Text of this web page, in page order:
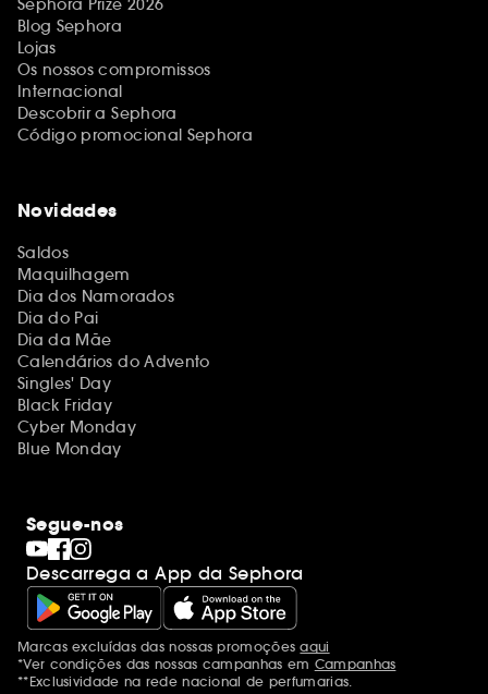
Sephora Prize 2026
Blog Sephora
Lojas
Os nossos compromissos
Internacional
Descobrir a Sephora
Código promocional Sephora
Novidades
Saldos
Maquilhagem
Dia dos Namorados
Dia do Pai
Dia da Mãe
Calendários do Advento
Singles' Day
Black Friday
Cyber Monday
Blue Monday
Segue-nos
Descarrega a App da Sephora
Menções adicionais
Marcas excluídas das nossas promoçõesaqui
*Ver condições das nossas campanhas em Campanhas
**Exclusividade na rede nacional de perfumarias.